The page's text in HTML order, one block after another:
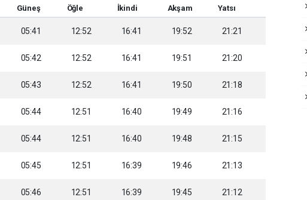
Güneş Öğle İkindi Akşam Yatsı
05:41 12:52 16:41 19:52 21:21
05:42 12:52 16:41 19:51 21:20
05:43 12:52 16:41 19:50 21:18
05:44 12:51 16:40 19:49 21:16
05:44 12:51 16:40 19:48 21:15
05:45 12:51 16:39 19:46 21:13
05:46 12:51 16:39 19:45 21:12